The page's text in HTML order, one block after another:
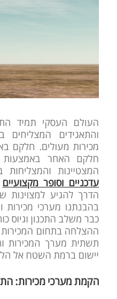
העולם העסקי תמיד
והתאגידים המצליחים
חלקם האחר באמצעות
המצטיינות
עדכניים וסופר מקצועיים
הדרך להגיע למצוינות
בהבנתנו מערכי מכירות
כבר משלב התכנון וגיוס
ההצלחה בתחום
תשתית מערך המכירות
יישום ברמת השטח אל
הקמת מערכי מכירות: